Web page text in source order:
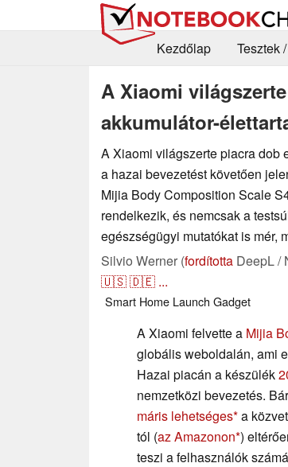
Kezdőlap
Tesztek
A Xiaomi
akkumulátor-
A Xiaomi világszerte piacra dob
a hazai bevezetést követően
Mijia Body Composition Scale
rendelkezik, és nemcsak a
egészségügyi mutatókat is mér,
Silvio Werner (fordította DeepL /
🇺🇸🇩🇪 ...
Smart Home Launch Gadget
A Xiaomi felvette a Mijia
globális weboldalán, ami
Hazai piacán a készülék
nemzetközi bevezetés.
máris lehetséges a
tól (az Amazonon )
teszi a felhasználók